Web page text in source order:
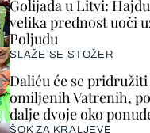
Golijada u Litvi:
velika prednost uoči
Poljudu
SLAŽE SE STOŽER
Daliću će se
omiljenih Vatrenih,
dalje dvoje oko
ŠOK ZA KRALJEVE